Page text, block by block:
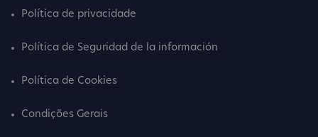
Política de privacidade
Política de Seguridad de la información
Política de Cookies
Condições Gerais